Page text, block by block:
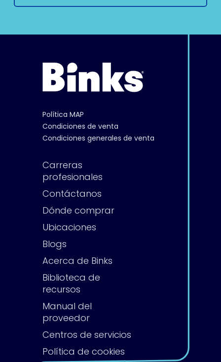
Política MAP
Condiciones de venta
Condiciones generales de venta
Carreras
profesionales
Contáctanos
Dónde comprar
Ubicaciones
Blogs
Acerca de Binks
Biblioteca de
recursos
Manual del
proveedor
Centros de servicios
Política de cookies